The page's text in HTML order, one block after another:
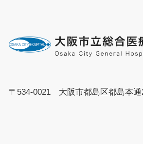
〒534-0021 大阪市都島区都島本通